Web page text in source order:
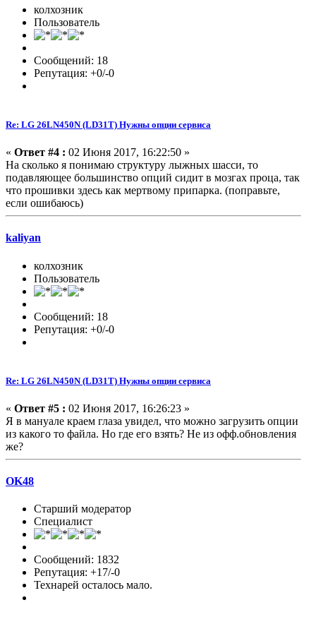
колхозник
Пользователь
Сообщений: 18
Репутация: +0/-0
Re: LG 26LN450N (LD31T) Нужны опции сервиса
« Ответ #4 : 02 Июня 2017, 16:22:50 »
На сколько я понимаю структуру лыжных шасси, то
подавляющее большинство опций сидит в мозгах проца, так
что прошивки здесь как мертвому припарка. (поправьте,
если ошибаюсь)
kaliyan
колхозник
Пользователь
Сообщений: 18
Репутация: +0/-0
Re: LG 26LN450N (LD31T) Нужны опции сервиса
« Ответ #5 : 02 Июня 2017, 16:26:23 »
Я в мануале краем глаза увидел, что можно загрузить опции
из какого то файла. Но где его взять? Не из офф.обновления
же?
OK48
Старший модератор
Специалист
Сообщений: 1832
Репутация: +17/-0
Технарей осталось мало.